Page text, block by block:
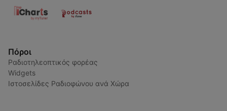
Πόροι
Ραδιοτηλεοπτικός φορέας
Widgets
Ιστοσελίδες Ραδιοφώνου ανά Χώρα